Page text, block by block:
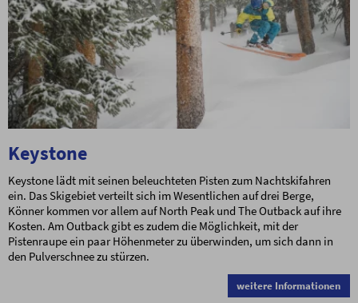
Keystone
Keystone lädt mit seinen beleuchteten Pisten zum Nachtskifahren
ein. Das Skigebiet verteilt sich im Wesentlichen auf drei Berge,
Könner kommen vor allem auf North Peak und The Outback auf ihre
Kosten. Am Outback gibt es zudem die Möglichkeit, mit der
Pistenraupe ein paar Höhenmeter zu überwinden, um sich dann in
den Pulverschnee zu stürzen.
weitere Informationen